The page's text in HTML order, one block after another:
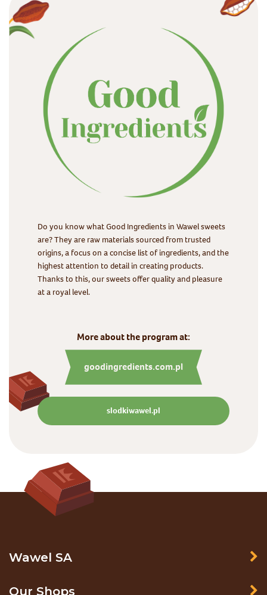
Do you know what Good Ingredients in Wawel sweets
are? They are raw materials sourced from trusted
origins, a focus on a concise list of ingredients, and the
highest attention to detail in creating products.
Thanks to this, our sweets offer quality and pleasure
at a royal level.
More about the program at:
goodingredients.com.pl
slodkiwawel.pl
Wawel SA
Our Shops